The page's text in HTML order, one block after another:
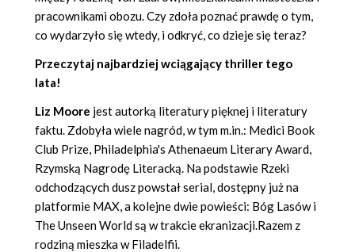
pracownikami obozu. Czy zdoła poznać prawdę o tym,
co wydarzyło się wtedy, i odkryć, co dzieje się teraz?
Przeczytaj najbardziej wciągający thriller tego
lata!
Liz Moore jest autorką literatury pięknej i literatury
faktu. Zdobyła wiele nagród, w tym m.in.: Medici Book
Club Prize, Philadelphia's Athenaeum Literary Award,
Rzymską Nagrodę Literacką. Na podstawie Rzeki
odchodzących dusz powstał serial, dostępny już na
platformie MAX, a kolejne dwie powieści: Bóg Lasów i
The Unseen World są w trakcie ekranizacji.Razem z
rodziną mieszka w Filadelfii.